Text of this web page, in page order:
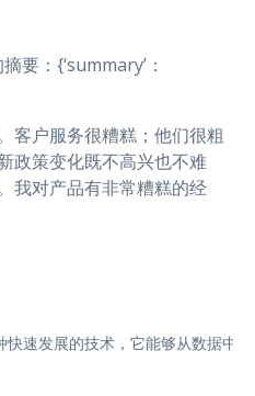
要：{‘summary’：
客户服务很糟糕；他们很粗
政策变化既不高兴也不难
我对产品有非常糟糕的经
发展的技术，它能够从数据中学